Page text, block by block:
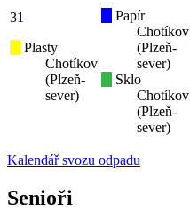
31
Plasty
Chotíkov
(Plzeň-
sever)
Papír
Chotíkov
(Plzeň-
sever)
Sklo
Chotíkov
(Plzeň-
sever)
Kalendář svozu odpadu
Senioři